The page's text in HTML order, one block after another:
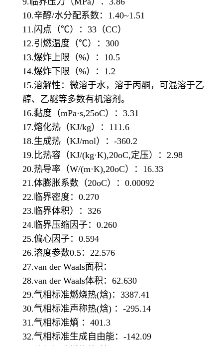
10.辛醇/水分配系数：1.40~1.51
11.闪点（℃）：33（CC）
12.引燃温度（℃）：300
13.爆炸上限（%）：10.5
14.爆炸下限（%）：1.2
15.溶解性：微溶于水，溶于丙酮，可混溶于乙
醇、乙醚等多数有机溶剂。
16.黏度（mPa·s,25oC）：3.31
17.熔化热（KJ/kg）：111.6
18.生成热（KJ/mol）：-360.2
19.比热容（KJ/(kg·K),20oC,定压）：2.98
20.热导率（W/(m·K),20oC）：16.33
21.体膨胀系数（20oC）：0.00092
22.临界密度：0.270
23.临界体积）：326
24.临界压缩因子：0.260
25.偏心因子：0.594
26.溶度参数0.5：22.576
27.van der Waals面积：
28.van der Waals体积：62.630
29.气相标准燃烧热(焓)：3387.41
30.气相标准声称热(焓) ：-295.14
31.气相标准熵 ：401.3
32.气相标准生成自由能：-142.09